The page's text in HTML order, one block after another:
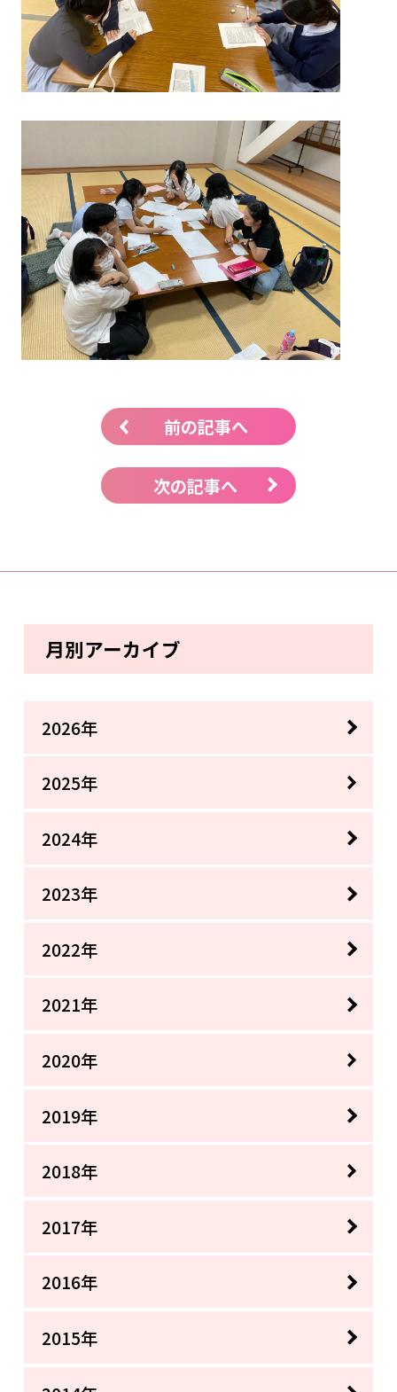
前の記事へ
次の記事へ
月別アーカイブ
2026年
2025年
2024年
2023年
2022年
2021年
2020年
2019年
2018年
2017年
2016年
2015年